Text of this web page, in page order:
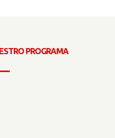
PROGRAMA